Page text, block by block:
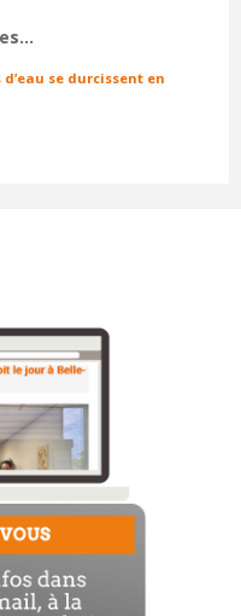
se durcissent en